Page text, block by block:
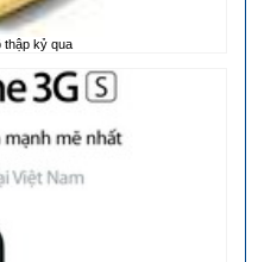
thập kỷ qua